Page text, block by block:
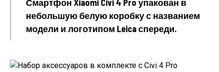
Смартфон Xiaomi Civi 4 Pro упакован в
небольшую белую коробку с названием
модели и логотипом Leica спереди.